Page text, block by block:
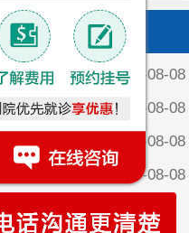
2026-08-08
2026-08-08
2026-08-08
2026-08-08
2026-08-08